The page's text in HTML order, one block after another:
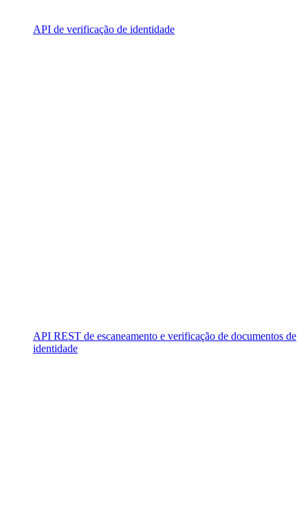
API de verificação de identidade
API REST de escaneamento e verificação de documentos de
identidade